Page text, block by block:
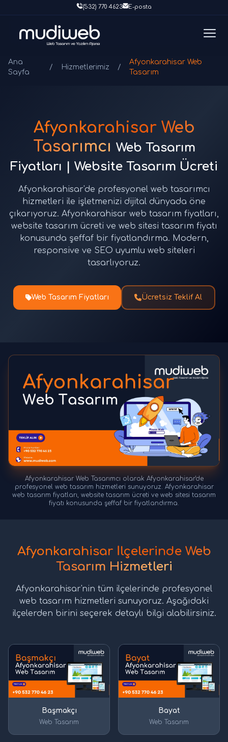
(532) 770 4623 E-posta
Ana
Sayfa
/ Hizmetlerimiz /
Afyonkarahisar Web
Tasarım
Afyonkarahisar Web
Tasarımcı Web Tasarım
Fiyatları | Website Tasarım Ücreti
Afyonkarahisar'de profesyonel web tasarımcı
hizmetleri ile işletmenizi dijital dünyada öne
çıkarıyoruz. Afyonkarahisar web tasarım fiyatları,
website tasarım ücreti ve web sitesi tasarım fiyatı
konusunda şeffaf bir fiyatlandırma. Modern,
responsive ve SEO uyumlu web siteleri
tasarlıyoruz.
Web Tasarım Fiyatları Ücretsiz Teklif Al
Afyonkarahisar Web Tasarımcı olarak Afyonkarahisar'de
profesyonel web tasarım hizmetleri sunuyoruz. Afyonkarahisar
web tasarım fiyatları, website tasarım ücreti ve web sitesi tasarım
fiyatı konusunda şeffaf bir fiyatlandırma.
Afyonkarahisar İlçelerinde Web
Tasarım Hizmetleri
Afyonkarahisar'nin tüm ilçelerinde profesyonel
web tasarım hizmetleri sunuyoruz. Aşağıdaki
ilçelerden birini seçerek detaylı bilgi alabilirsiniz.
Başmakçı
Web Tasarım
Bayat
Web Tasarım